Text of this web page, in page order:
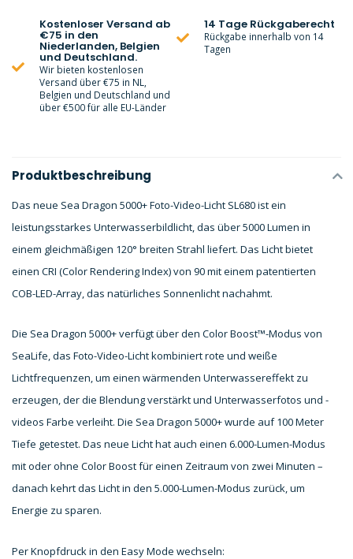
Kostenloser Versand ab
€75 in den
Niederlanden, Belgien
und Deutschland.
Wir bieten kostenlosen
Versand über €75 in NL,
Belgien und Deutschland und
über €500 für alle EU-Länder
14 Tage Rückgaberecht
Rückgabe innerhalb von 14
Tagen
Produktbeschreibung
Das neue Sea Dragon 5000+ Foto-Video-Licht SL680 ist ein
leistungsstarkes Unterwasserbildlicht, das über 5000 Lumen in
einem gleichmäßigen 120° breiten Strahl liefert. Das Licht bietet
einen CRI (Color Rendering Index) von 90 mit einem patentierten
COB-LED-Array, das natürliches Sonnenlicht nachahmt.
Die Sea Dragon 5000+ verfügt über den Color Boost™-Modus von
SeaLife, das Foto-Video-Licht kombiniert rote und weiße
Lichtfrequenzen, um einen wärmenden Unterwassereffekt zu
erzeugen, der die Blendung verstärkt und Unterwasserfotos und -
videos Farbe verleiht. Die Sea Dragon 5000+ wurde auf 100 Meter
Tiefe getestet. Das neue Licht hat auch einen 6.000-Lumen-Modus
mit oder ohne Color Boost für einen Zeitraum von zwei Minuten –
danach kehrt das Licht in den 5.000-Lumen-Modus zurück, um
Energie zu sparen.
Per Knopfdruck in den Easy Mode wechseln: